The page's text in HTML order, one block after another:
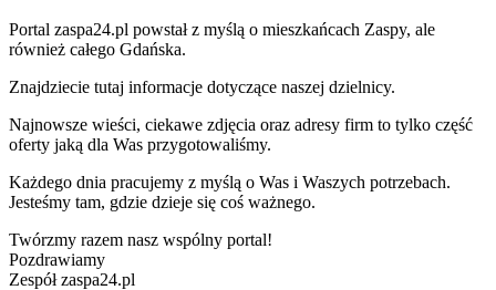
Portal zaspa24.pl powstał z myślą o mieszkańcach Zaspy, ale
również całego Gdańska.
Znajdziecie tutaj informacje dotyczące naszej dzielnicy.
Najnowsze wieści, ciekawe zdjęcia oraz adresy firm to tylko część
oferty jaką dla Was przygotowaliśmy.
Każdego dnia pracujemy z myślą o Was i Waszych potrzebach.
Jesteśmy tam, gdzie dzieje się coś ważnego.
Twórzmy razem nasz wspólny portal!
Pozdrawiamy
Zespół zaspa24.pl